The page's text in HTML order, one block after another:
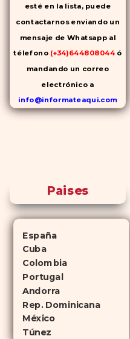
esté en la lista, puede
contactarnos enviando un
mensaje de Whatsapp al
télefono (+34)644808044 ó
mandando un correo
electrónico a
info@informateaqui.com
Mientras que antes la
cambio de los tiempos ha
permitido la producción de
alternativas genéricas tanto a
Cialis como a
consideran tan rentables e igual
de eficaces que su homólogo de
marca. En su mayor parte,
ambos medicamentos funcionan
Paises
España
Cuba
Colombia
Portugal
Andorra
Rep. Dominicana
México
Túnez